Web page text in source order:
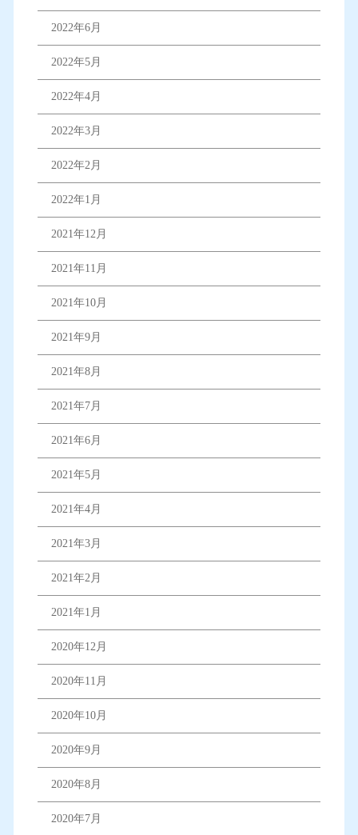
2022年6月
2022年5月
2022年4月
2022年3月
2022年2月
2022年1月
2021年12月
2021年11月
2021年10月
2021年9月
2021年8月
2021年7月
2021年6月
2021年5月
2021年4月
2021年3月
2021年2月
2021年1月
2020年12月
2020年11月
2020年10月
2020年9月
2020年8月
2020年7月